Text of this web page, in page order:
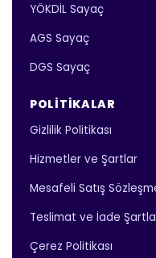
YÖKDİL Sayaç
AGS Sayaç
DGS Sayaç
POLITIKALAR
Gizlilik Politikası
Hizmetler ve Şartlar
Mesafeli Satış
Teslimat ve İade
Çerez Politikası